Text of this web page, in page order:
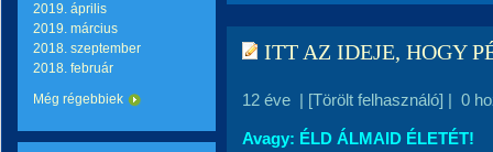
2019. április
2019. március
2018. szeptember
2018. február
Még régebbiek
ITT AZ IDEJE, HOGY
12 éve | [Törölt felhasználó] | 0
Avagy: ÉLD ÁLMAID ÉLETÉT!